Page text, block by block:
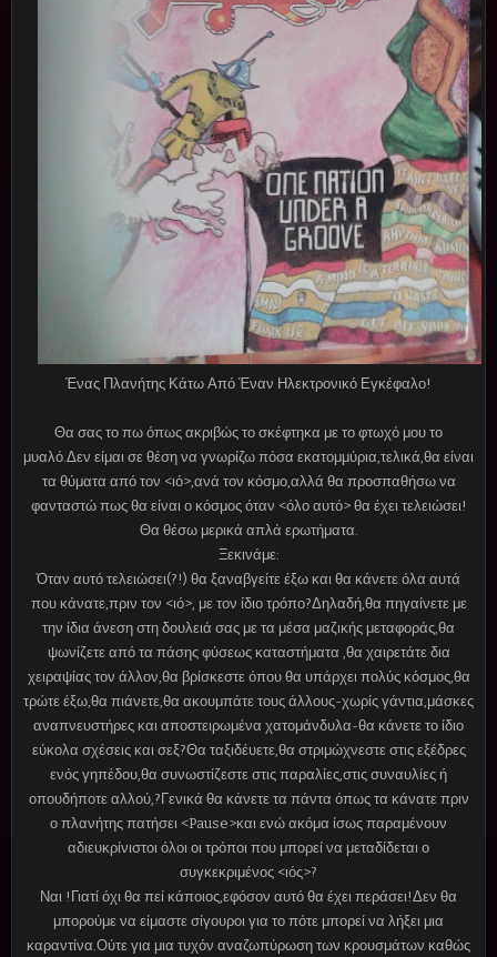
Ένας Πλανήτης Κάτω Από Έναν Ηλεκτρονικό Εγκέφαλο!
Θα σας το πω όπως ακριβώς το σκέφτηκα με το φτωχό μου το
μυαλό.Δεν είμαι σε θέση να γνωρίζω πόσα εκατομμύρια,τελικά,θα είναι
τα θύματα από τον <ιό>,ανά τον κόσμο,αλλά θα προσπαθήσω να
φανταστώ πως θα είναι ο κόσμος όταν <όλο αυτό> θα έχει τελειώσει!
Θα θέσω μερικά απλά ερωτήματα.
Ξεκινάμε:
Όταν αυτό τελειώσει(?!) θα ξαναβγείτε έξω και θα κάνετε όλα αυτά
που κάνατε,πριν τον <ιό>, με τον ίδιο τρόπο?Δηλαδή,θα πηγαίνετε με
την ίδια άνεση στη δουλειά σας με τα μέσα μαζικής μεταφοράς,θα
ψωνίζετε από τα πάσης φύσεως καταστήματα ,θα χαιρετάτε δια
χειραψίας τον άλλον,θα βρίσκεστε όπου θα υπάρχει πολύς κόσμος,θα
τρώτε έξω,θα πιάνετε,θα ακουμπάτε τους άλλους-χωρίς γάντια,μάσκες
αναπνευστήρες και αποστειρωμένα χατομάνδυλα-θα κάνετε το ίδιο
εύκολα σχέσεις και σεξ?Θα ταξιδέυετε,θα στριμώχνεστε στις εξέδρες
ενός γηπέδου,θα συνωστίζεστε στις παραλίες,στις συναυλίες ή
οπουδήποτε αλλού,?Γενικά θα κάνετε τα πάντα όπως τα κάνατε πριν
ο πλανήτης πατήσει <Pause>και ενώ ακόμα ίσως παραμένουν
αδιευκρίνιστοι όλοι οι τρόποι που μπορεί να μεταδίδεται ο
συγκεκριμένος <ιός>?
Ναι !Γιατί όχι θα πεί κάποιος,εφόσον αυτό θα έχει περάσει!Δεν θα
μπορούμε να είμαστε σίγουροι για το πότε μπορεί να λήξει μια
καραντίνα.Ούτε για μια τυχόν αναζωπύρωση των κρουσμάτων καθώς